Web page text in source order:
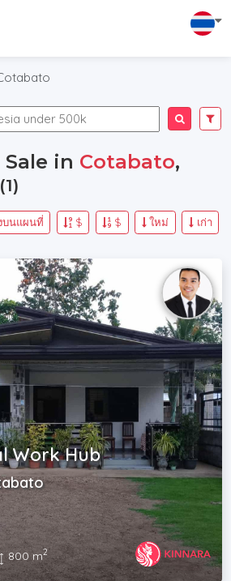
in Cotabato,
(1)
เก่า
ใหม่
$
$
บนแผนที่
Work Hub
800 m2